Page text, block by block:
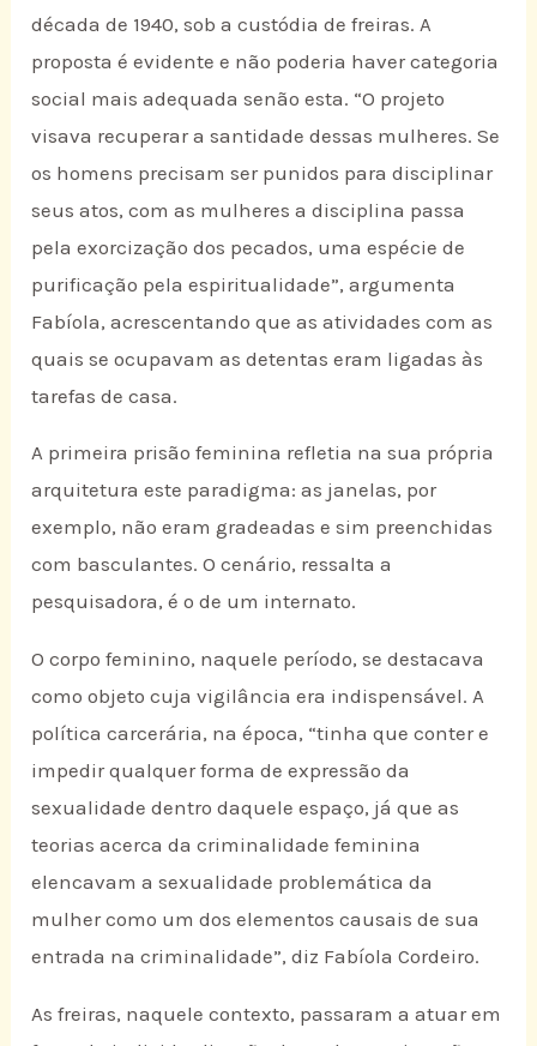
década de 1940, sob a custódia de freiras. A
proposta é evidente e não poderia haver categoria
social mais adequada senão esta. “O projeto
visava recuperar a santidade dessas mulheres. Se
os homens precisam ser punidos para disciplinar
seus atos, com as mulheres a disciplina passa
pela exorcização dos pecados, uma espécie de
purificação pela espiritualidade”, argumenta
Fabíola, acrescentando que as atividades com as
quais se ocupavam as detentas eram ligadas às
tarefas de casa.
A primeira prisão feminina refletia na sua própria
arquitetura este paradigma: as janelas, por
exemplo, não eram gradeadas e sim preenchidas
com basculantes. O cenário, ressalta a
pesquisadora, é o de um internato.
O corpo feminino, naquele período, se destacava
como objeto cuja vigilância era indispensável. A
política carcerária, na época, “tinha que conter e
impedir qualquer forma de expressão da
sexualidade dentro daquele espaço, já que as
teorias acerca da criminalidade feminina
elencavam a sexualidade problemática da
mulher como um dos elementos causais de sua
entrada na criminalidade”, diz Fabíola Cordeiro.
As freiras, naquele contexto, passaram a atuar em